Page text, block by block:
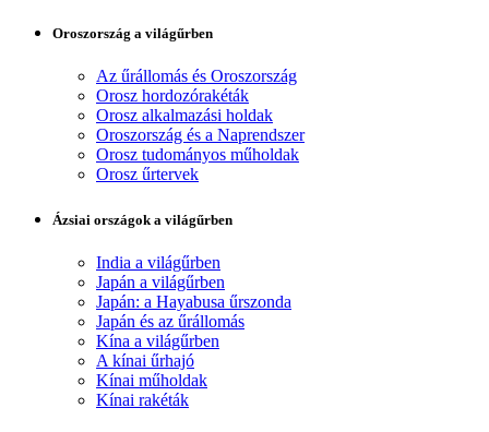
Oroszország a világűrben
Az űrállomás és Oroszország
Orosz hordozórakéták
Orosz alkalmazási holdak
Oroszország és a Naprendszer
Orosz tudományos műholdak
Orosz űrtervek
Ázsiai országok a világűrben
India a világűrben
Japán a világűrben
Japán: a Hayabusa űrszonda
Japán és az űrállomás
Kína a világűrben
A kínai űrhajó
Kínai műholdak
Kínai rakéták